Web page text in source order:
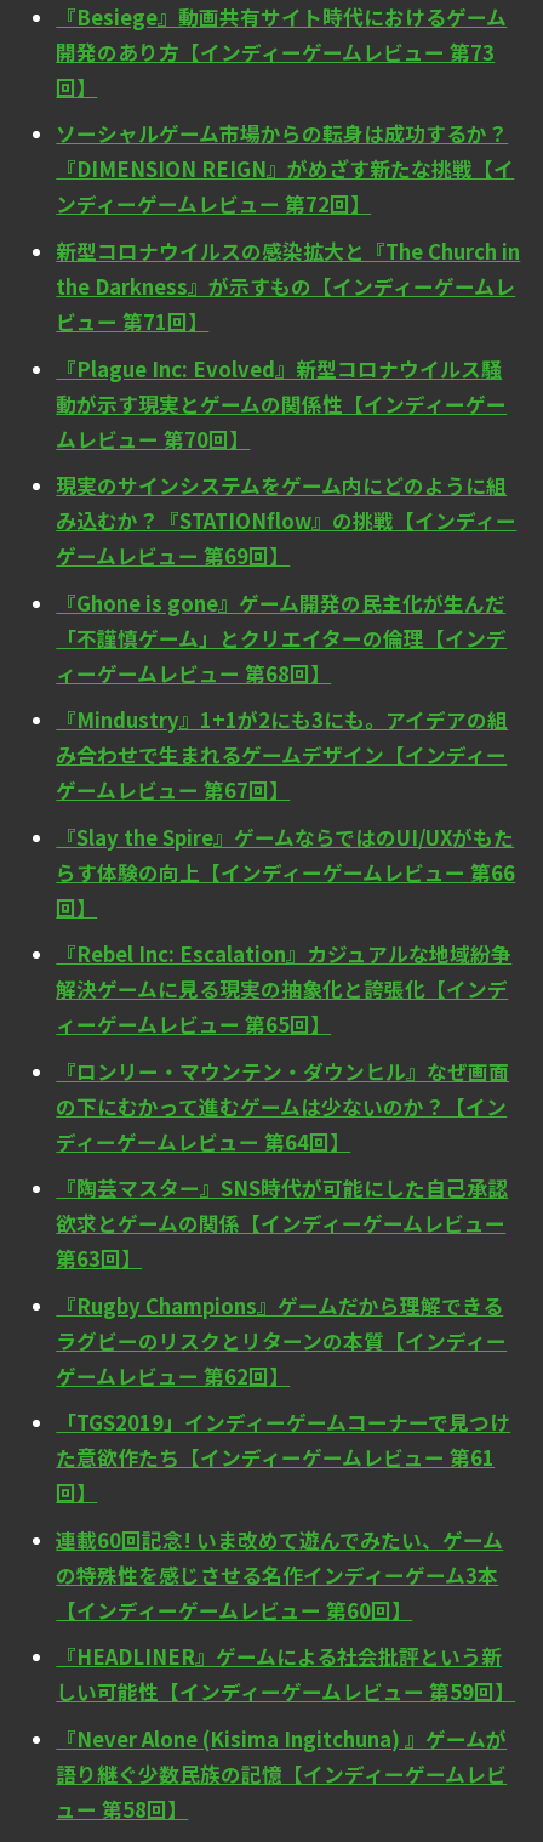
『Besiege』動画共有サイト時代におけるゲーム
開発のあり方【インディーゲームレビュー 第73
回】
ソーシャルゲーム市場からの転身は成功するか？
『DIMENSION REIGN』がめざす新たな挑戦【イ
ンディーゲームレビュー 第72回】
新型コロナウイルスの感染拡大と『The Church in
the Darkness』が示すもの【インディーゲームレ
ビュー 第71回】
『Plague Inc: Evolved』新型コロナウイルス騒
動が示す現実とゲームの関係性【インディーゲー
ムレビュー 第70回】
現実のサインシステムをゲーム内にどのように組
み込むか？『STATIONflow』の挑戦【インディー
ゲームレビュー 第69回】
『Ghone is gone』ゲーム開発の民主化が生んだ
「不謹慎ゲーム」とクリエイターの倫理【インデ
ィーゲームレビュー 第68回】
『Mindustry』1+1が2にも3にも。アイデアの組
み合わせで生まれるゲームデザイン【インディー
ゲームレビュー 第67回】
『Slay the Spire』ゲームならではのUI/UXがもた
らす体験の向上【インディーゲームレビュー 第66
回】
『Rebel Inc: Escalation』カジュアルな地域紛争
解決ゲームに見る現実の抽象化と誇張化【インデ
ィーゲームレビュー 第65回】
『ロンリー・マウンテン・ダウンヒル』なぜ画面
の下にむかって進むゲームは少ないのか？【イン
ディーゲームレビュー 第64回】
『陶芸マスター』SNS時代が可能にした自己承認
欲求とゲームの関係【インディーゲームレビュー
第63回】
『Rugby Champions』ゲームだから理解できる
ラグビーのリスクとリターンの本質【インディー
ゲームレビュー 第62回】
「TGS2019」インディーゲームコーナーで見つけ
た意欲作たち【インディーゲームレビュー 第61
回】
連載60回記念! いま改めて遊んでみたい、ゲーム
の特殊性を感じさせる名作インディーゲーム3本
【インディーゲームレビュー 第60回】
『HEADLINER』ゲームによる社会批評という新
しい可能性【インディーゲームレビュー 第59回】
『Never Alone (Kisima Ingitchuna) 』ゲームが
語り継ぐ少数民族の記憶【インディーゲームレビ
ュー 第58回】